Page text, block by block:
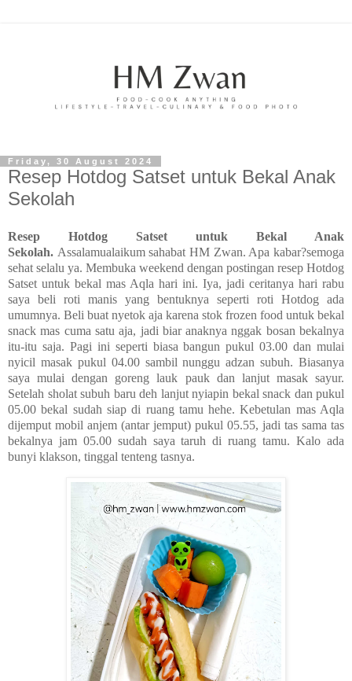
Friday, 30 August 2024
Resep Hotdog Satset untuk Bekal Anak
Sekolah
Resep Hotdog Satset untuk Bekal Anak
Sekolah. Assalamualaikum sahabat HM Zwan. Apa kabar?semoga
sehat selalu ya. Membuka weekend dengan postingan resep Hotdog
Satset untuk bekal mas Aqla hari ini. Iya, jadi ceritanya hari rabu
saya beli roti manis yang bentuknya seperti roti Hotdog ada
umumnya. Beli buat nyetok aja karena stok frozen food untuk bekal
snack mas cuma satu aja, jadi biar anaknya nggak bosan bekalnya
itu-itu saja. Pagi ini seperti biasa bangun pukul 03.00 dan mulai
nyicil masak pukul 04.00 sambil nunggu adzan subuh. Biasanya
saya mulai dengan goreng lauk pauk dan lanjut masak sayur.
Setelah sholat subuh baru deh lanjut nyiapin bekal snack dan pukul
05.00 bekal sudah siap di ruang tamu hehe. Kebetulan mas Aqla
dijemput mobil anjem (antar jemput) pukul 05.55, jadi tas sama tas
bekalnya jam 05.00 sudah saya taruh di ruang tamu. Kalo ada
bunyi klakson, tinggal tenteng tasnya.